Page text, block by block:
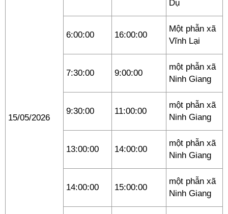
15/05/2026
Dụ
6:00:00 16:00:00
Một phẫn xã
Vĩnh Lại
7:30:00 9:00:00
một phẫn xã
Ninh Giang
9:30:00 11:00:00
một phẫn xã
Ninh Giang
13:00:00 14:00:00
một phẫn xã
Ninh Giang
14:00:00 15:00:00
một phẫn xã
Ninh Giang